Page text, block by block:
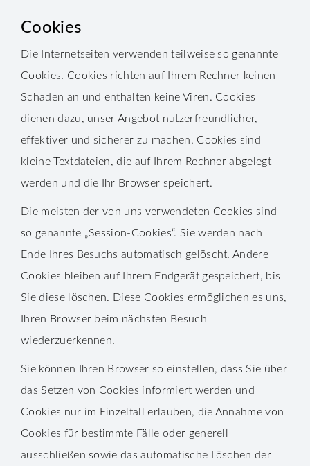
Cookies
Die Internetseiten verwenden teilweise so genannte
Cookies. Cookies richten auf Ihrem Rechner keinen
Schaden an und enthalten keine Viren. Cookies
dienen dazu, unser Angebot nutzerfreundlicher,
effektiver und sicherer zu machen. Cookies sind
kleine Textdateien, die auf Ihrem Rechner abgelegt
werden und die Ihr Browser speichert.
Die meisten der von uns verwendeten Cookies sind
so genannte „Session-Cookies“. Sie werden nach
Ende Ihres Besuchs automatisch gelöscht. Andere
Cookies bleiben auf Ihrem Endgerät gespeichert, bis
Sie diese löschen. Diese Cookies ermöglichen es uns,
Ihren Browser beim nächsten Besuch
wiederzuerkennen.
Sie können Ihren Browser so einstellen, dass Sie über
das Setzen von Cookies informiert werden und
Cookies nur im Einzelfall erlauben, die Annahme von
Cookies für bestimmte Fälle oder generell
ausschließen sowie das automatische Löschen der